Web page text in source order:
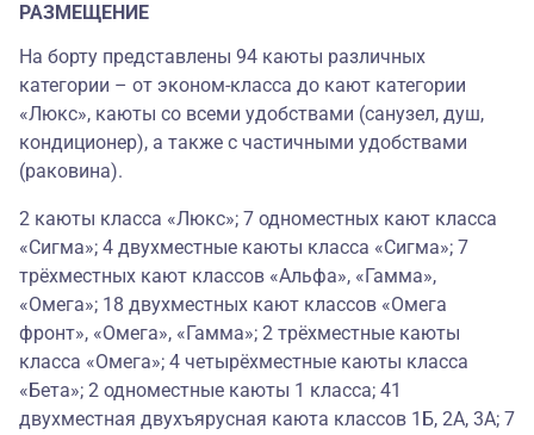
РАЗМЕЩЕНИЕ
На борту представлены 94 каюты различных
категории – от эконом-класса до кают категории
«Люкс», каюты со всеми удобствами (санузел, душ,
кондиционер), а также с частичными удобствами
(раковина).
2 каюты класса «Люкс»; 7 одноместных кают класса
«Сигма»; 4 двухместные каюты класса «Сигма»; 7
трёхместных кают классов «Альфа», «Гамма»,
«Омега»; 18 двухместных кают классов «Омега
фронт», «Омега», «Гамма»; 2 трёхместные каюты
класса «Омега»; 4 четырёхместные каюты класса
«Бета»; 2 одноместные каюты 1 класса; 41
двухместная двухъярусная каюта классов 1Б, 2А, 3А; 7